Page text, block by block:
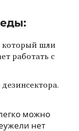
который шли
работать с
можно
нет